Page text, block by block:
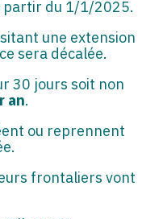
partir du 1/1/2025.
une extension
sera décalée.
30 jours soit non
an.
ou reprennent
frontaliers vont